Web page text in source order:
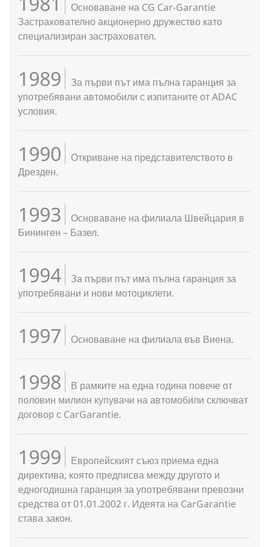
Основаване на CG Car-Garantie
Застрахователно акционерно дружество като
специализиран застраховател.
1989
За първи път има пълна гаранция за
употребявани автомобили с изпитаните от ADAC
условия.
1990
Откриване на представителството в
Дрезден.
1993
Основаване на филиала Швейцария в
Бининген – Базел.
1994
За първи път има пълна гаранция за
употребявани и нови мотоциклети.
1997 Основаване на филиала във Виена.
1998
В рамките на една година повече от
половин милион купувачи на автомобили сключват
договор с CarGarantie.
1999
Европейският съюз приема една
директива, която предписва между другото и
едногодишна гаранция за употребявани превозни
средства от 01.01.2002 г. Идеята на CarGarantie
става закон.